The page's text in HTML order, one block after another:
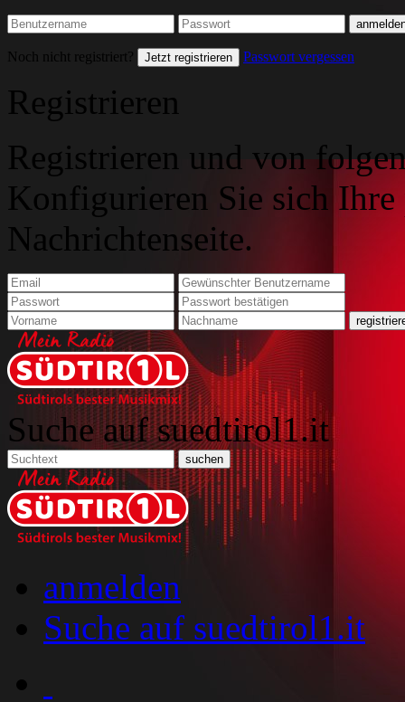
Noch nicht registriert? Jetzt registrieren Passwort vergessen
Registrieren
Registrieren und von
Konfigurieren Sie sich
Nachrichtenseite.
Suche auf suedtirol1.it
anmelden
Suche auf suedtirol1.it